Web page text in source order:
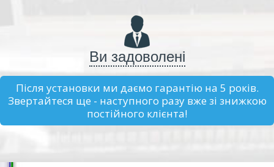
Ви задоволені
Після установки ми даємо гарантію на 5 років.
Звертайтеся ще - наступного разу вже зі знижкою
постійного клієнта!